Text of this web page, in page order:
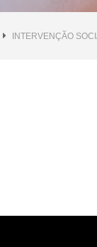
INTERVENÇÃO